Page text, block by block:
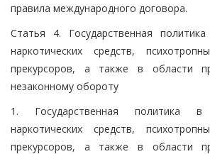
правила международного договора.
Статья 4. Государственная
наркотических средств,
прекурсоров, а также в области
незаконному обороту
1. Государственная политика
наркотических средств,
прекурсоров, а также в области